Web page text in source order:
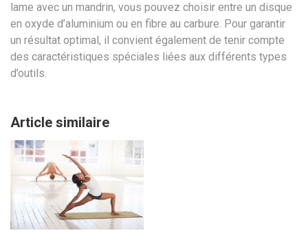
lame avec un mandrin, vous pouvez choisir entre un disque
en oxyde d’aluminium ou en fibre au carbure. Pour garantir
un résultat optimal, il convient également de tenir compte
des caractéristiques spéciales liées aux différents types
d’outils.
Article similaire